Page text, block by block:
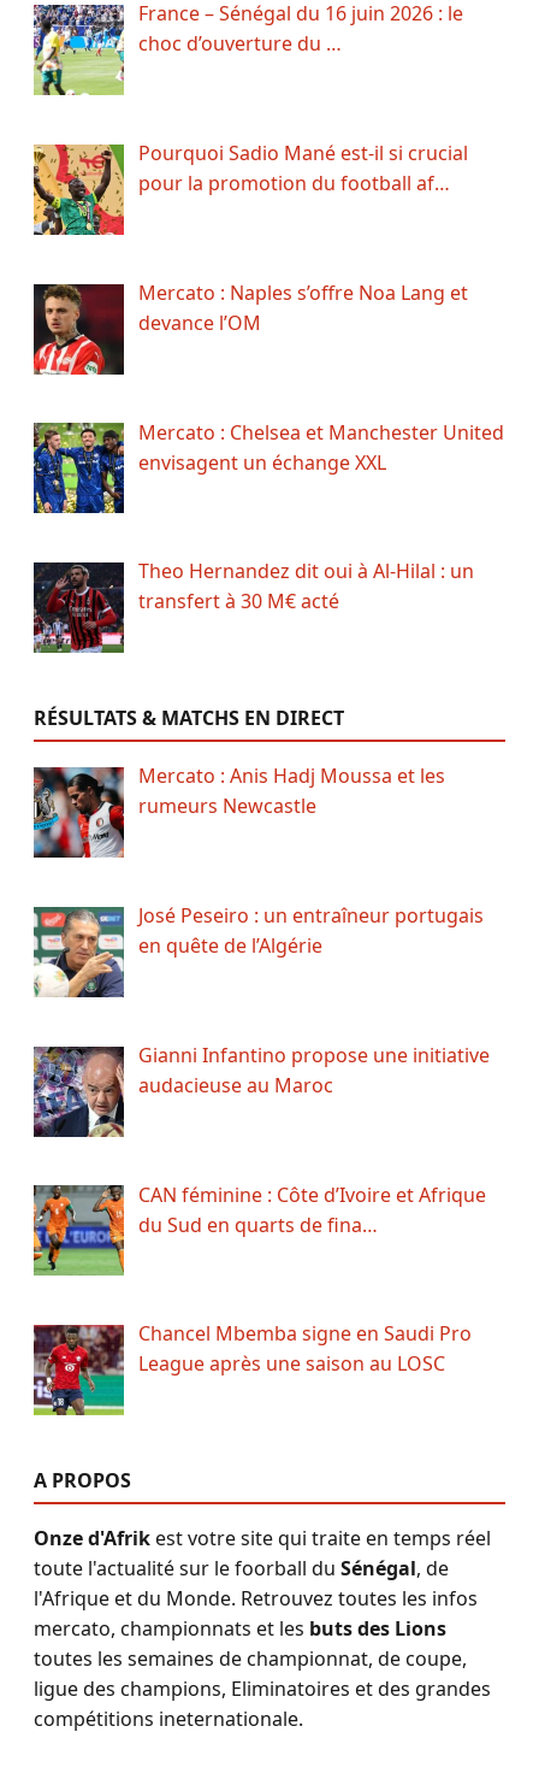
France – Sénégal du 16 juin 2026 : le
choc d’ouverture du …
Pourquoi Sadio Mané est-il si crucial
pour la promotion du football af…
Mercato : Naples s’offre Noa Lang et
devance l’OM
Mercato : Chelsea et Manchester United
envisagent un échange XXL
Theo Hernandez dit oui à Al-Hilal : un
transfert à 30 M€ acté
RÉSULTATS & MATCHS EN DIRECT
Mercato : Anis Hadj Moussa et les
rumeurs Newcastle
José Peseiro : un entraîneur portugais
en quête de l’Algérie
Gianni Infantino propose une initiative
audacieuse au Maroc
CAN féminine : Côte d’Ivoire et Afrique
du Sud en quarts de fina…
Chancel Mbemba signe en Saudi Pro
League après une saison au LOSC
A PROPOS
Onze d'Afrikest votre site qui traite en temps réel
toute l'actualité sur le foorball du Sénégal, de
l'Afrique et du Monde. Retrouvez toutes les infos
mercato, championnats et les buts des Lions
toutes les semaines de championnat, de coupe,
ligue des champions, Eliminatoires et des grandes
compétitions ineternationale.